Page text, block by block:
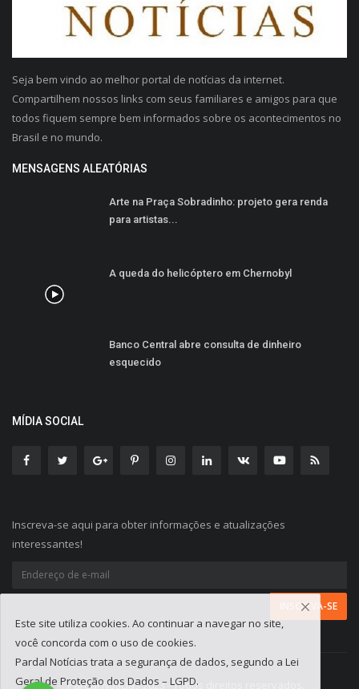
Seja bem vindo ao melhor portal de notícias da internet.
Compartilhem nossos links com seus familiares e amigos para que
todos fiquem sempre bem informados sobre os acontecimentos no
Brasil e no mundo.
MENSAGENS ALEATÓRIAS
Arte na Praça Sobradinho: projeto gera renda
para artistas...
A queda do helicóptero em Chernobyl
Banco Central abre consulta de dinheiro
esquecido
MÍDIA SOCIAL
Inscreva-se aqui para obter informações e atualizações
interessantes!
Pardal Notícias 2023 - Todos direitos reservados.
Este site utiliza cookies. Ao continuar a navegar no site,
você concorda com o uso de cookies.
Pardal Notícias trata a segurança de dados, segundo a Lei
Geral de Proteção dos Dados – LGPD.